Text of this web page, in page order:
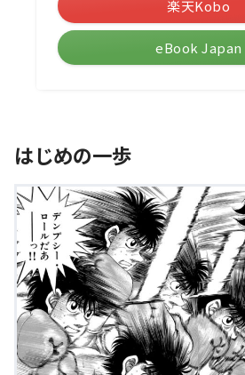
楽天Kobo
eBook Japan
はじめの一歩